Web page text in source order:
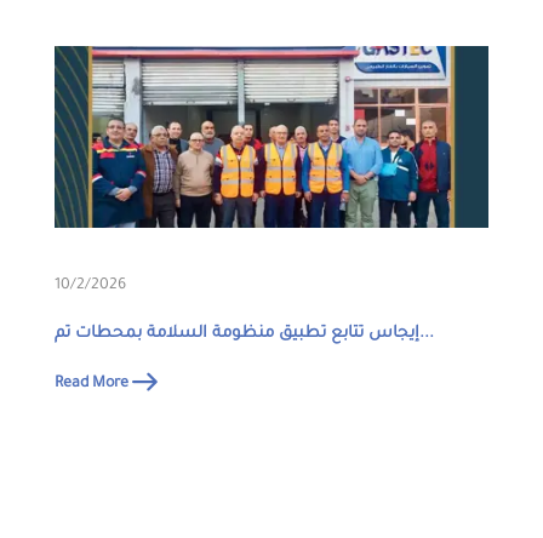
10/2/2026
إيجاس تتابع تطبيق منظومة السلامة بمحطات تم...
Read More